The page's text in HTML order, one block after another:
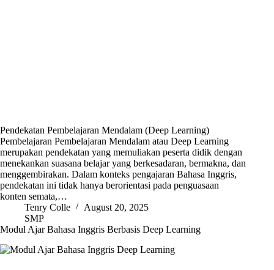
Pendekatan Pembelajaran Mendalam (Deep Learning)
Pembelajaran Pembelajaran Mendalam atau Deep Learning
merupakan pendekatan yang memuliakan peserta didik dengan
menekankan suasana belajar yang berkesadaran, bermakna, dan
menggembirakan. Dalam konteks pengajaran Bahasa Inggris,
pendekatan ini tidak hanya berorientasi pada penguasaan
konten semata,…
Tenry Colle
August 20, 2025
SMP
Modul Ajar Bahasa Inggris Berbasis Deep Learning